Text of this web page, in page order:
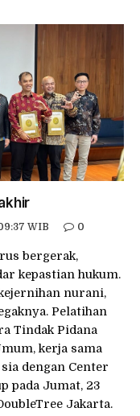
WIB 0
bergerak,
kepastian hukum.
nurani,
Pelatihan
Tindak Pidana
kerja sama
dengan Center
pada Jumat, 23
Jakarta.